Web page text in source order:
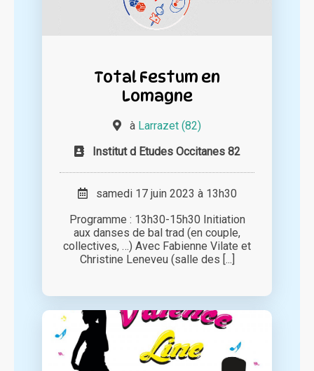
Total Festum en
Lomagne
à Larrazet (82)
Institut d Etudes Occitanes 82
samedi 17 juin 2023 à 13h30
Programme : 13h30-15h30 Initiation
aux danses de bal trad (en couple,
collectives, …) Avec Fabienne Vilate et
Christine Leneveu (salle des [...]